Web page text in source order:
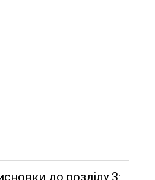
до розділу 3: